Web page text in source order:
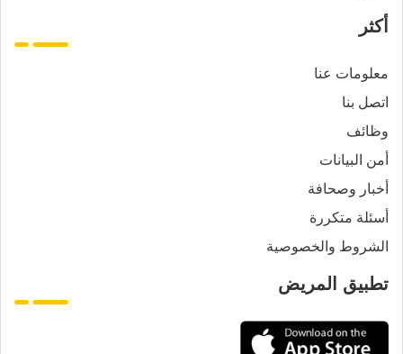
أكثر
معلومات عنا
اتصل بنا
وظائف
أمن البيانات
أخبار وصحافة
أسئلة متكررة
الشروط والخصوصية
تطبيق المريض